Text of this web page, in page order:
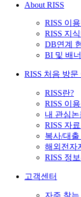
About RISS
RISS 이
RISS 지식
DB연계
BI 및 배
RISS 처음 방문
RISS란?
RISS 이
내 관심
RISS 자
복사/대
해외전자
RISS 정
고객센터
자주 찾는